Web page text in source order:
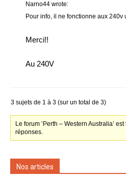
Narno44 wrote:
Pour info, il ne fonctionne aux
Merci!!
Au 240V
3 sujets de 1 à 3 (sur un total de 3)
Le forum ‘Perth – Western Australia’
réponses.
Nos articles